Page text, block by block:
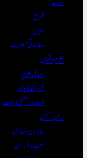
تفریح
مزاح
مطالعاتی تبصرے
علوم و فنون
سماجی علوم
فن/ٹیکنالوجی
انسان و مشینی ذہانت
رہن سہن
خاندان و معاشرہ
صحت و خوراک